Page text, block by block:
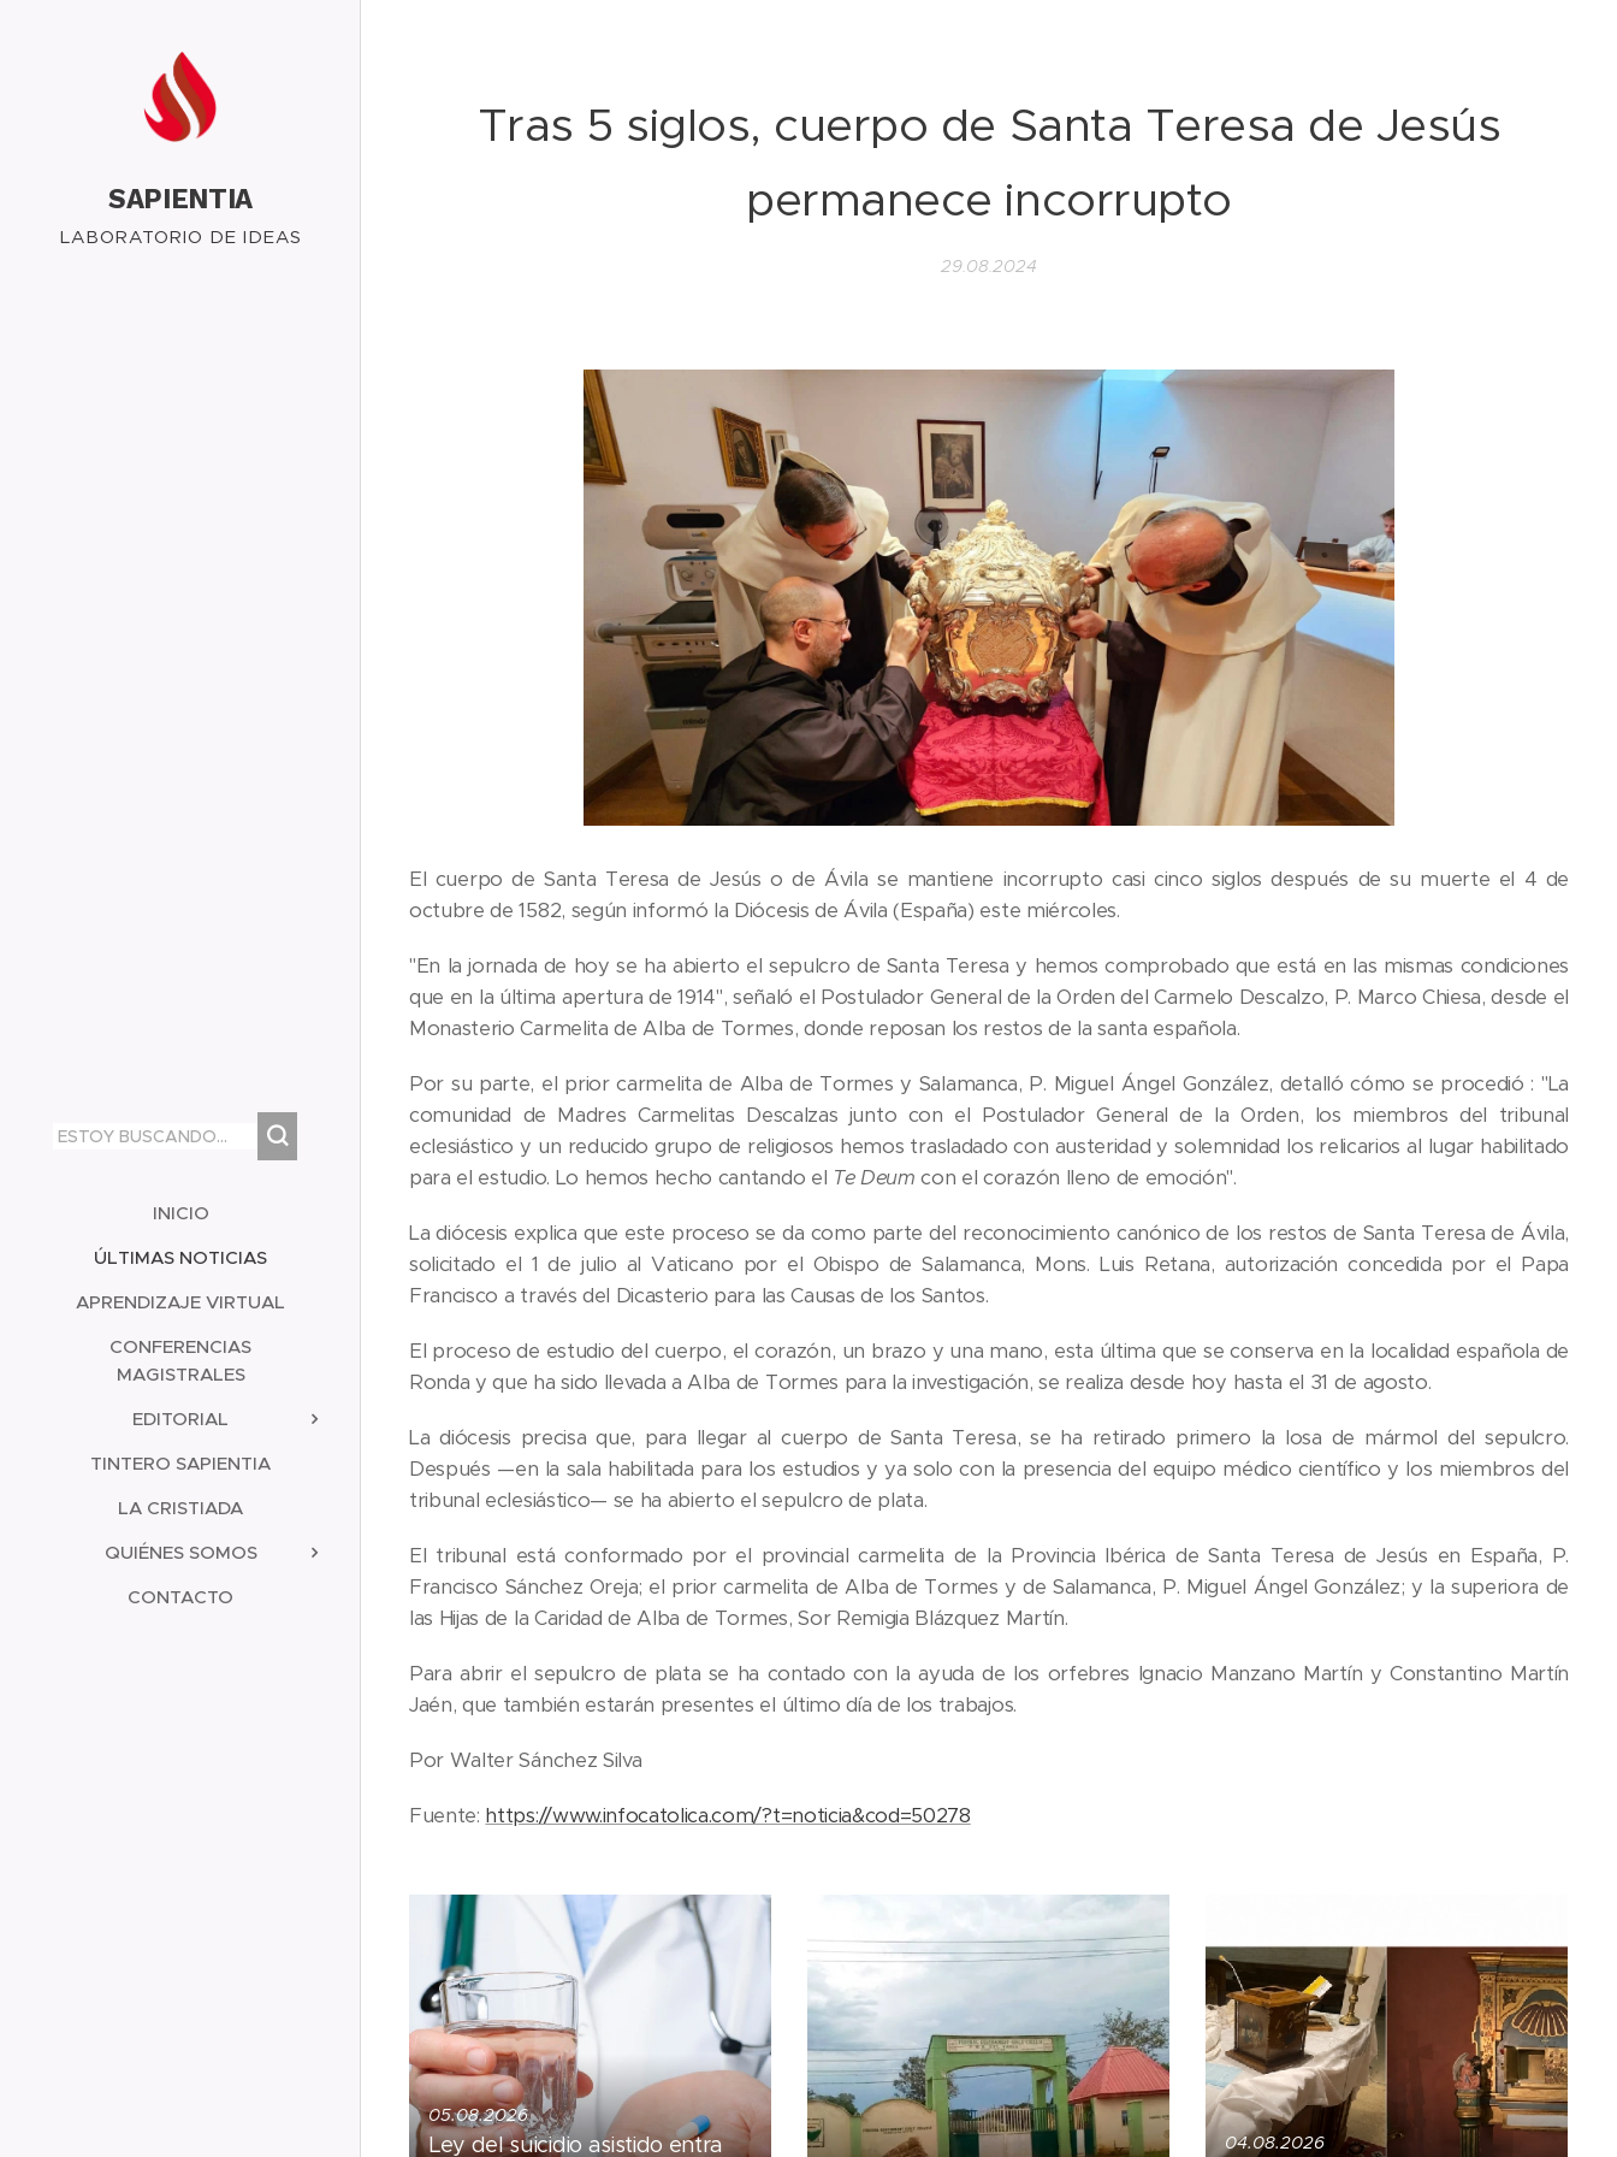
SAPIENTIA
LABORATORIO DE IDEAS
INICIO
ÚLTIMAS NOTICIAS
APRENDIZAJE VIRTUAL
CONFERENCIAS
MAGISTRALES
EDITORIAL
TINTERO SAPIENTIA
LA CRISTIADA
QUIÉNES SOMOS
CONTACTO
Tras 5 siglos, cuerpo de Santa Teresa de Jesús
permanece incorrupto
29.08.2024
El cuerpo de Santa Teresa de Jesús o de Ávila se mantiene incorrupto casi cinco siglos después de su muerte el 4 de
octubre de 1582, según informó la Diócesis de Ávila (España) este miércoles.
"En la jornada de hoy se ha abierto el sepulcro de Santa Teresa y hemos comprobado que está en las mismas condiciones
que en la última apertura de 1914", señaló el Postulador General de la Orden del Carmelo Descalzo, P. Marco Chiesa, desde el
Monasterio Carmelita de Alba de Tormes, donde reposan los restos de la santa española.
Por su parte, el prior carmelita de Alba de Tormes y Salamanca, P. Miguel Ángel González, detalló cómo se procedió : "La
comunidad de Madres Carmelitas Descalzas junto con el Postulador General de la Orden, los miembros del tribunal
eclesiástico y un reducido grupo de religiosos hemos trasladado con austeridad y solemnidad los relicarios al lugar habilitado
para el estudio. Lo hemos hecho cantando el Te Deum con el corazón lleno de emoción".
La diócesis explica que este proceso se da como parte del reconocimiento canónico de los restos de Santa Teresa de Ávila,
solicitado el 1 de julio al Vaticano por el Obispo de Salamanca, Mons. Luis Retana, autorización concedida por el Papa
Francisco a través del Dicasterio para las Causas de los Santos.
El proceso de estudio del cuerpo, el corazón, un brazo y una mano, esta última que se conserva en la localidad española de
Ronda y que ha sido llevada a Alba de Tormes para la investigación, se realiza desde hoy hasta el 31 de agosto.
La diócesis precisa que, para llegar al cuerpo de Santa Teresa, se ha retirado primero la losa de mármol del sepulcro.
Después —en la sala habilitada para los estudios y ya solo con la presencia del equipo médico científico y los miembros del
tribunal eclesiástico— se ha abierto el sepulcro de plata.
El tribunal está conformado por el provincial carmelita de la Provincia Ibérica de Santa Teresa de Jesús en España, P.
Francisco Sánchez Oreja; el prior carmelita de Alba de Tormes y de Salamanca, P. Miguel Ángel González; y la superiora de
las Hijas de la Caridad de Alba de Tormes, Sor Remigia Blázquez Martín.
Para abrir el sepulcro de plata se ha contado con la ayuda de los orfebres Ignacio Manzano Martín y Constantino Martín
Jaén, que también estarán presentes el último día de los trabajos.
Por Walter Sánchez Silva
Fuente: https://www.infocatolica.com/?t=noticia&cod=50278
05.08.2026
Ley del suicidio asistido entra 04.08.2026